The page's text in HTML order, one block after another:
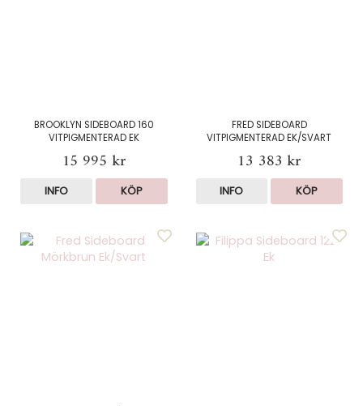
BROOKLYN SIDEBOARD 160
VITPIGMENTERAD EK
15 995 kr
INFO KÖP
FRED SIDEBOARD
VITPIGMENTERAD EK/SVART
13 383 kr
INFO KÖP